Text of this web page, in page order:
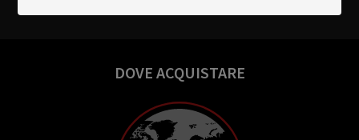
DOVE ACQUISTARE